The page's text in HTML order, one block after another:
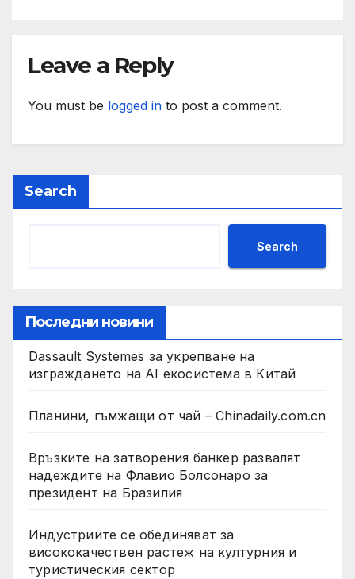
Leave a Reply
You must be logged in to post a comment.
Search
Search
Последни новини
Dassault Systemes за укрепване на
изграждането на AI екосистема в Китай
Планини, гъмжащи от чай – Chinadaily.com.cn
Връзките на затворения банкер развалят
надеждите на Флавио Болсонаро за
президент на Бразилия
Индустриите се обединяват за
висококачествен растеж на културния и
туристическия сектор